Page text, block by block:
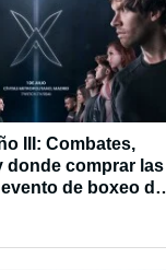
III: Combates,
donde comprar las
de boxeo de